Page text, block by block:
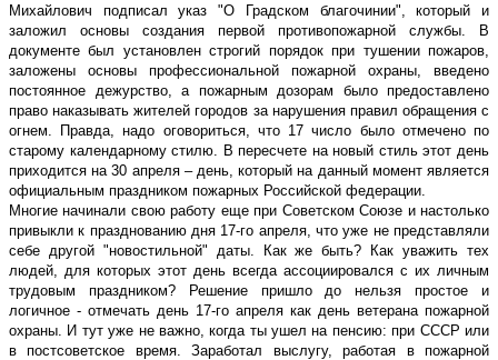
Михайлович подписал указ "О Градском благочинии", который и
заложил основы создания первой противопожарной службы. В
документе был установлен строгий порядок при тушении пожаров,
заложены основы профессиональной пожарной охраны, введено
постоянное дежурство, а пожарным дозорам было предоставлено
право наказывать жителей городов за нарушения правил обращения с
огнем. Правда, надо оговориться, что 17 число было отмечено по
старому календарному стилю. В пересчете на новый стиль этот день
приходится на 30 апреля – день, который на данный момент является
официальным праздником пожарных Российской федерации.
Многие начинали свою работу еще при Советском Союзе и настолько
привыкли к празднованию дня 17-го апреля, что уже не представляли
себе другой "новостильной" даты. Как же быть? Как уважить тех
людей, для которых этот день всегда ассоциировался с их личным
трудовым праздником? Решение пришло до нельзя простое и
логичное - отмечать день 17-го апреля как день ветерана пожарной
охраны. И тут уже не важно, когда ты ушел на пенсию: при СССР или
в постсоветское время. Заработал выслугу, работая в пожарной